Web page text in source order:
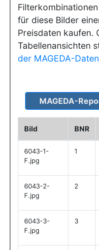
für diese Bilder
Preisdaten kaufen.
Tabellenansichten
der MAGEDA-
Bild BNR
6043-1-
F.jpg
1
6043-2-
F.jpg
2
6043-3-
F.jpg
3